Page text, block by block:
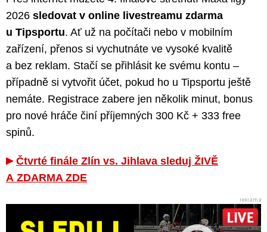
2026 sledovat v online livestreamu zdarma
u Tipsportu. Ať už na počítači nebo v mobilním
zařízení, přenos si vychutnáte ve vysoké kvalitě
a bez reklam. Stačí se přihlásit ke svému kontu –
případně si vytvořit účet, pokud ho u Tipsportu ještě
nemáte. Registrace zabere jen několik minut, bonus
pro nové hráče činí příjemných 300 Kč + 333 free
spinů.
Čtvrté finále Zlín vs. Jihlava sleduj ŽIVĚ
A ZDARMA ZDE